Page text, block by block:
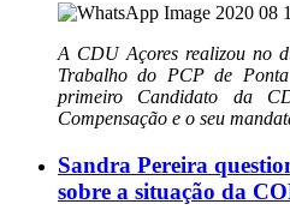
A CDU Açores realizou no
Trabalho do PCP de
primeiro Candidato da
Compensação e o seu
Sandra Pereira
sobre a situação da